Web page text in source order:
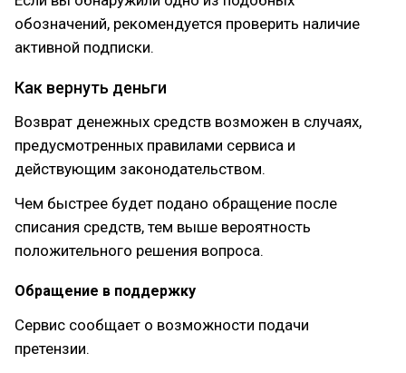
обозначений, рекомендуется проверить наличие
активной подписки.
Как вернуть деньги
Возврат денежных средств возможен в случаях,
предусмотренных правилами сервиса и
действующим законодательством.
Чем быстрее будет подано обращение после
списания средств, тем выше вероятность
положительного решения вопроса.
Обращение в поддержку
Сервис сообщает о возможности подачи
претензии.